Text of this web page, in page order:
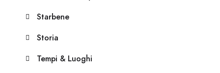
Starbene
Storia
Tempi & Luoghi